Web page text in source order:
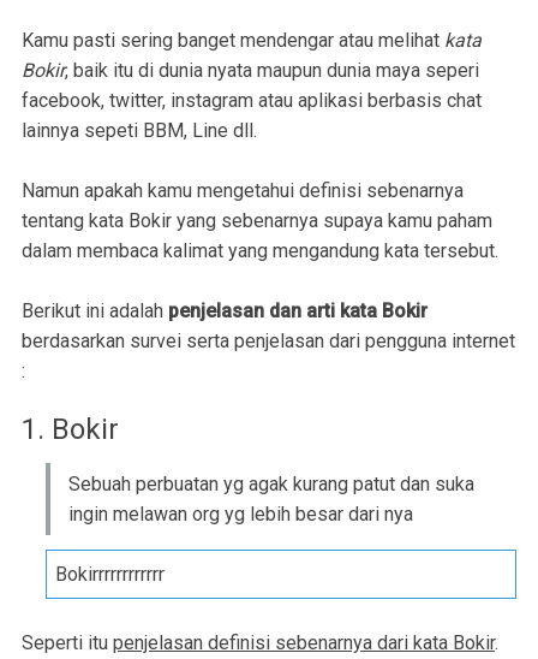
Kamu pasti sering banget mendengar atau melihat kata
Bokir, baik itu di dunia nyata maupun dunia maya seperi
facebook, twitter, instagram atau aplikasi berbasis chat
lainnya sepeti BBM, Line dll.
Namun apakah kamu mengetahui definisi sebenarnya
tentang kata Bokir yang sebenarnya supaya kamu paham
dalam membaca kalimat yang mengandung kata tersebut.
Berikut ini adalah penjelasan dan arti kata Bokir
berdasarkan survei serta penjelasan dari pengguna internet
:
1. Bokir
Sebuah perbuatan yg agak kurang patut dan suka
ingin melawan org yg lebih besar dari nya
Bokirrrrrrrrrrrr
Seperti itu penjelasan definisi sebenarnya dari kata Bokir.